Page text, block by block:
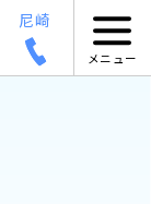
尼崎